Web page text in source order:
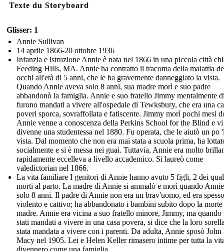
Texte du Storyboard
Glisser: 1
Annie Sullivan
14 aprile 1866-20 ottobre 1936
Infanzia e istruzione Annie è nata nel 1866 in una piccola città
Feeding Hills, MA. Annie ha contratto il tracoma della malattia
occhi all'età di 5 anni, che le ha gravemente danneggiato la vista.
Quando Annie aveva solo 8 anni, sua madre morì e suo padre
abbandonò la famiglia. Annie e suo fratello Jimmy mentalmente
furono mandati a vivere all'ospedale di Tewksbury, che era una
poveri sporca, sovraffollata e fatiscente. Jimmy morì pochi mesi
Annie venne a conoscenza della Perkins School for the Blind e vi
divenne una studentessa nel 1880. Fu operata, che le aiutò un po
vista. Dal momento che non era mai stata a scuola prima, ha
socialmente e si è messa nei guai. Tuttavia, Annie era molto
rapidamente eccelleva a livello accademico. Si laureò come
valedictorian nel 1866.
La vita familiare I genitori di Annie hanno avuto 5 figli, 2 dei
morti al parto. La madre di Annie si ammalò e morì quando
solo 8 anni. Il padre di Annie non era un brav'uomo, ed era spesso
violento e cattivo; ha abbandonato i bambini subito dopo la
madre. Annie era vicina a suo fratello minore, Jimmy, ma quando
stati mandati a vivere in una casa povera, si dice che la loro
stata mandata a vivere con i parenti. Da adulta, Annie sposò John
Macy nel 1905. Lei e Helen Keller rimasero intime per tutta la
divennero come una famiglia.